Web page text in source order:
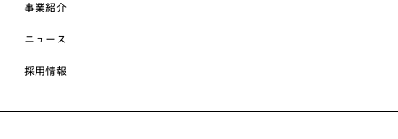
事業紹介
ニュース
採用情報